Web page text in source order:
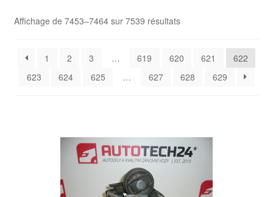
Paiements
Panier
Procédure de Réclamation
Termes et conditions
Affichage de 7453–7464 sur 7539 résultatsTrié
récent
au
1 2 3 … 619 620 621
622
623
624 625 … 627 628 629